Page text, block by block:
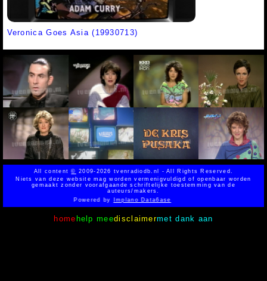
Veronica Goes Asia (19930713)
All content© 2009-2026 tvenradiodb.nl - All Rights Reserved.
Niets van deze website mag worden vermenigvuldigd of openbaar worden
gemaakt zonder voorafgaande schriftelijke toestemming van de
auteurs/makers.
Powered by
Implano Data6ase
home help meedisclaimermet dank aan